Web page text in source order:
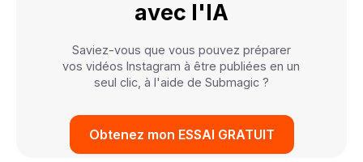
avec l'IA
Saviez-vous que vous pouvez préparer
vos vidéos Instagram à être publiées en un
seul clic, à l'aide de Submagic ?
Obtenez mon ESSAI GRATUIT